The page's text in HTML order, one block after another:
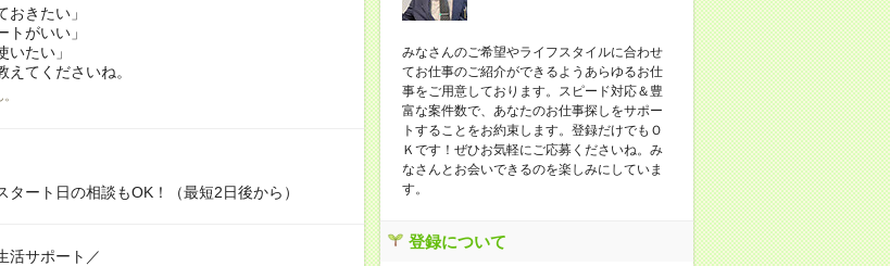
おきたい」
トがいい」
いたい」
てくださいね。
タート日の相談もOK！（最短2日後から）
活サポート／
みなさんのご希望やライフスタイルに合わせ
てお仕事のご紹介ができるようあらゆるお仕
事をご用意しております。スピード対応＆豊
富な案件数で、あなたのお仕事探しをサポー
トすることをお約束します。登録だけでもＯ
Ｋです！ぜひお気軽にご応募くださいね。み
なさんとお会いできるのを楽しみにしていま
す。
登録について